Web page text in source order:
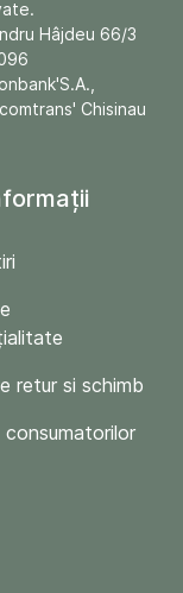
Hâjdeu 66/3
Chisinau
retur si schimb